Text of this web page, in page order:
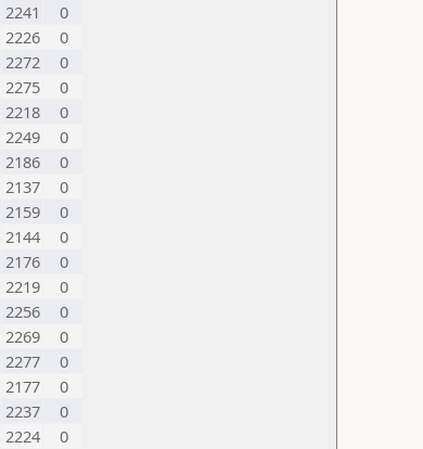
2241
0
2226
0
2272
0
2275
0
2218
0
2249
0
2186
0
2137
0
2159
0
2144
0
2176
0
2219
0
2256
0
2269
0
2277
0
2177
0
2237
0
2224
0